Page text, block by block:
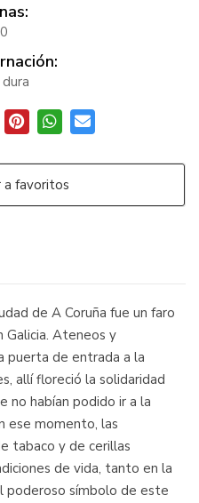
favoritos
de A Coruña fue un faro
Ateneos y
puerta de entrada a la
allí floreció la solidaridad
no habían podido ir a la
ese momento, las
tabaco y de cerillas
de vida, tanto en la
poderoso símbolo de este